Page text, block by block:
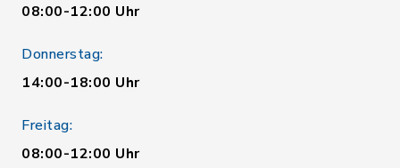
08:00-12:00 Uhr
Donnerstag:
14:00-18:00 Uhr
Freitag:
08:00-12:00 Uhr